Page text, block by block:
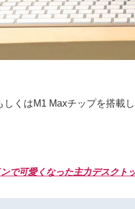
くはM1 Maxチップを搭
で可愛くなった主力デスクト